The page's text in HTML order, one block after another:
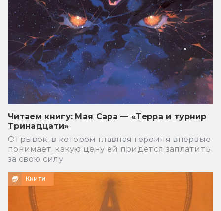
Читаем книгу: Мая Сара — «Терра и турнир
Тринадцати»
Отрывок, в котором главная героиня впервые
понимает, какую цену ей придётся заплатить
за свою силу
Книги